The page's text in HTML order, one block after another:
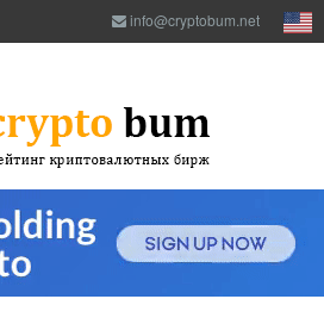
info@cryptobum.net